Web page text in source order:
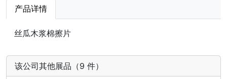
产品详情
丝瓜木浆棉擦片
该公司其他展品（9 件）